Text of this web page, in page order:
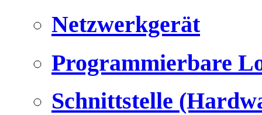
Netzwerkgerät
Programmierbare
Schnittstelle